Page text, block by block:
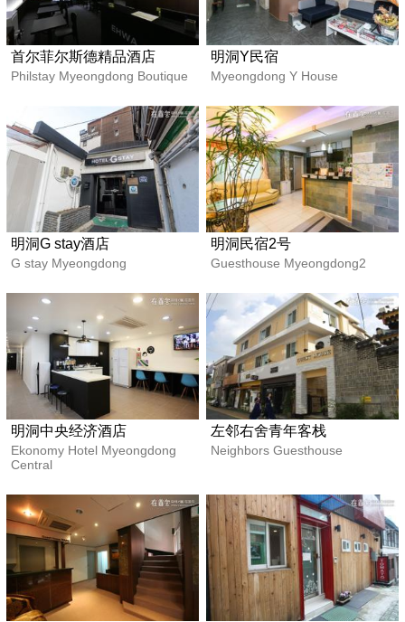
首尔菲尔斯德精品酒店
Philstay Myeongdong Boutique
明洞Y民宿
Myeongdong Y House
明洞G stay酒店
G stay Myeongdong
明洞民宿2号
Guesthouse Myeongdong2
明洞中央经济酒店
Ekonomy Hotel Myeongdong
Central
左邻右舍青年客栈
Neighbors Guesthouse